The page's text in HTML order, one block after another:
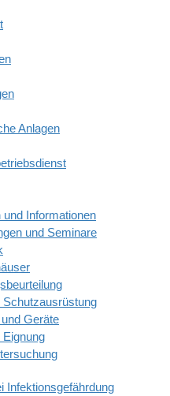
Anlagen
und Informationen
und Seminare
Schutzausrüstung
Geräte
Eignung
Infektionsgefährdung